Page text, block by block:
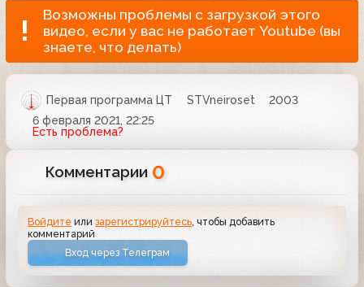
Возможны проблемы с загрузкой этого
видео, если у вас не работает Youtube (вы
знаете, что делать)
Первая программа ЦТ STVneiroset
2003
6 февраля 2021, 22:25
Есть проблема?
Комментарии 0
Войдите илизарегистрируйтесь , чтобы добавить
комментарий
Вход через Телеграм